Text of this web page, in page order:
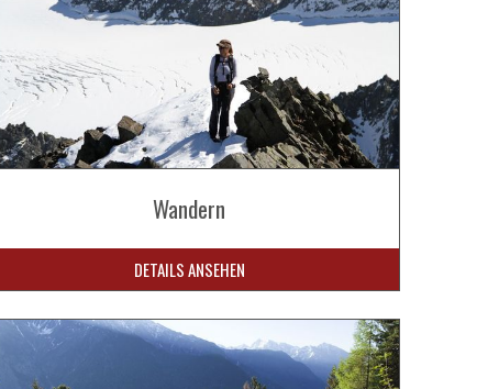
Wandern
DETAILS ANSEHEN